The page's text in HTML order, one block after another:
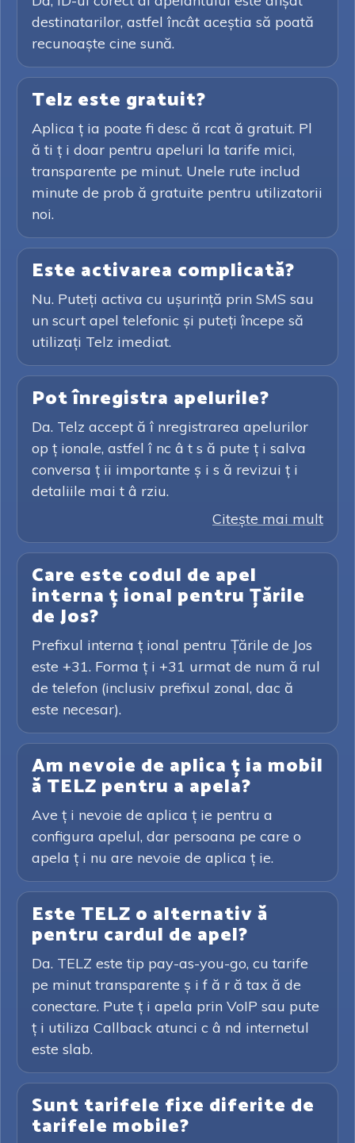
destinatarilor, astfel încât aceștia să poată
recunoaște cine sună.
Telz este gratuit?
Aplica ț ia poate fi desc ă rcat ă gratuit. Pl
ă ti ț i doar pentru apeluri la tarife mici,
transparente pe minut. Unele rute includ
minute de prob ă gratuite pentru utilizatorii
noi.
Este activarea complicată?
Nu. Puteți activa cu ușurință prin SMS sau
un scurt apel telefonic și puteți începe să
utilizați Telz imediat.
Pot înregistra apelurile?
Da. Telz accept ă î nregistrarea apelurilor
op ț ionale, astfel î nc â t s ă pute ț i salva
conversa ț ii importante ș i s ă revizui ț i
detaliile mai t â rziu.
Citeşte mai mult
Care este codul de apel
interna ț ional pentru Țările
de Jos?
Prefixul interna ț ional pentru Țările de Jos
este +31. Forma ț i +31 urmat de num ă rul
de telefon (inclusiv prefixul zonal, dac ă
este necesar).
Am nevoie de aplica ț ia mobil
ă TELZ pentru a apela?
Ave ț i nevoie de aplica ț ie pentru a
configura apelul, dar persoana pe care o
apela ț i nu are nevoie de aplica ț ie.
Este TELZ o alternativ ă
pentru cardul de apel?
Da. TELZ este tip pay-as-you-go, cu tarife
pe minut transparente ș i f ă r ă tax ă de
conectare. Pute ț i apela prin VoIP sau pute
ț i utiliza Callback atunci c â nd internetul
este slab.
Sunt tarifele fixe diferite de
tarifele mobile?